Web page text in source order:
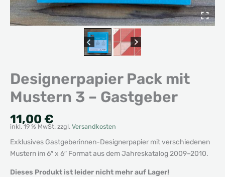
Designerpapier Pack mit
Mustern 3 – Gastgeber
11,00 €
inkl. 19 % MwSt. zzgl. Versandkosten
Exklusives Gastgeberinnen-Designerpapier mit verschiedenen
Mustern im 6″ x 6″ Format aus dem Jahreskatalog 2009–2010.
Dieses Produkt ist leider nicht mehr auf Lager!